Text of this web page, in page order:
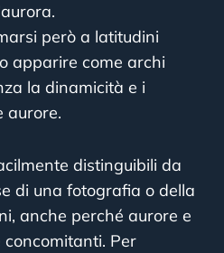
però a latitudini
apparire come archi
la dinamicità e i
aurore.
distinguibili da
di una fotografia o della
anche perché aurore e
concomitanti. Per